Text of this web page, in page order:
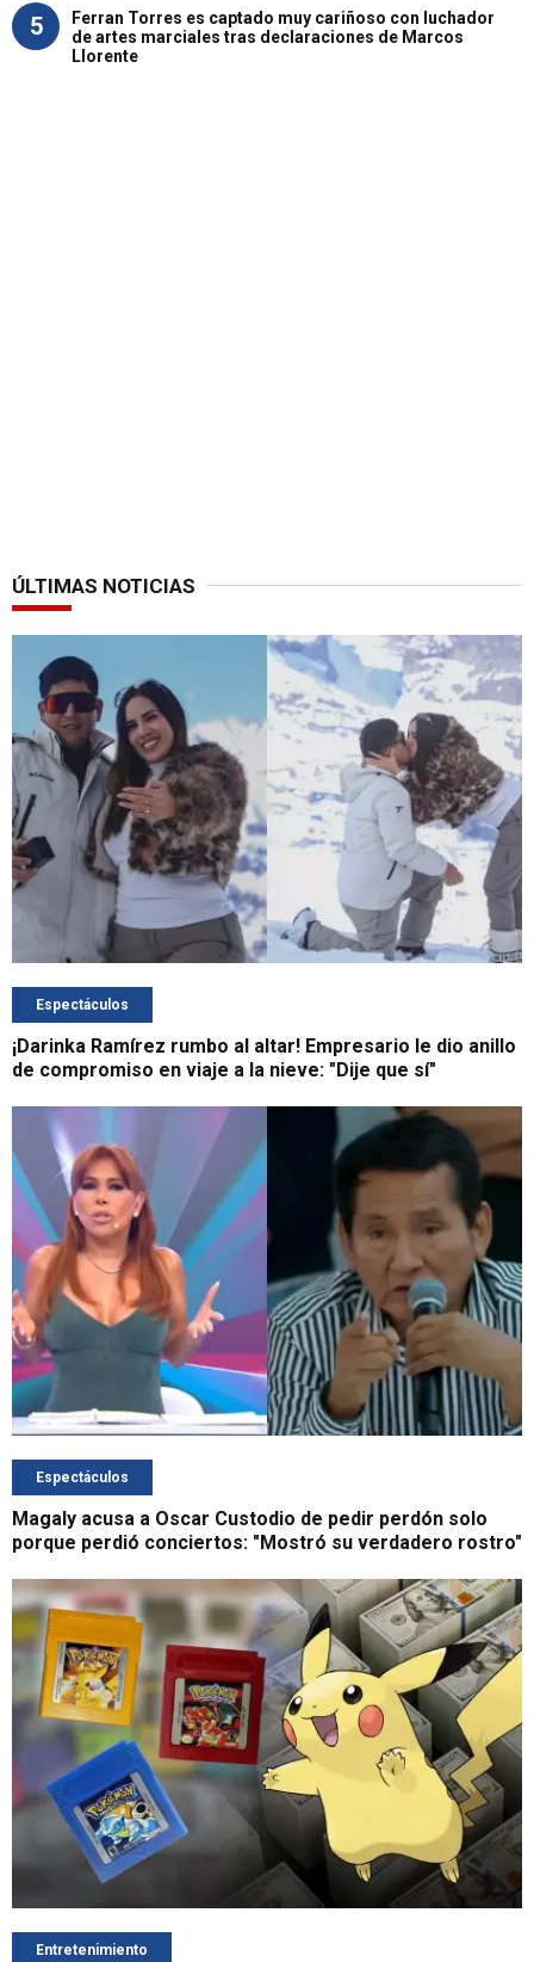
5
Ferran Torres es captado muy cariñoso con luchador
de artes marciales tras declaraciones de Marcos
Llorente
ÚLTIMAS NOTICIAS
Espectáculos
¡Darinka Ramírez rumbo al altar! Empresario le dio anillo
de compromiso en viaje a la nieve: "Dije que sí"
Espectáculos
Magaly acusa a Oscar Custodio de pedir perdón solo
porque perdió conciertos: "Mostró su verdadero rostro"
Entretenimiento